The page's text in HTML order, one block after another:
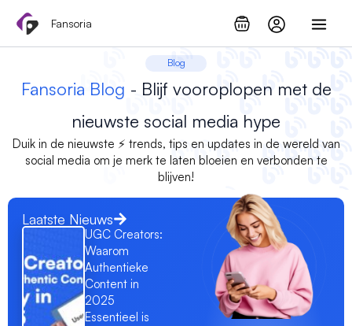
naar
de
Fansoria
Blog
Fansoria Blog - Blijf vooroplopen met de
nieuwste social media hype
Duik in de nieuwste ⚡ trends, tips en updates in de wereld van
social media om je merk te laten bloeien en verbonden te
blijven!
Laatste Nieuws
UGC Creators:
Waarom
Authentieke
Content in
2025
Essentieel is